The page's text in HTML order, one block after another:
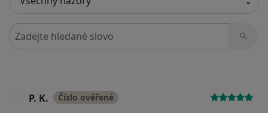
Hledejte v názorech
P. K. Číslo ověřené